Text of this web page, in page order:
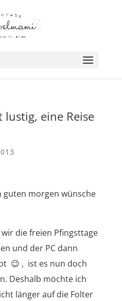
lustig, eine Reise
guten morgen wünsche
die freien Pfingsttage
und der PC dann
😉 , ist es nun doch
Deshalb möchte ich
länger auf die Folter